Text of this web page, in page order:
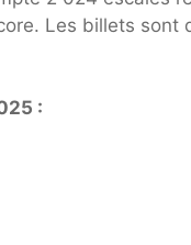
Les billets sont
: